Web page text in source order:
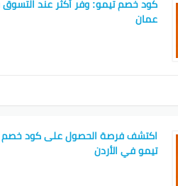
كود خصم تيمو: وفر أكثر عند
عمان
اكتشف فرصة الحصول على كود خصم
تيمو في الأردن